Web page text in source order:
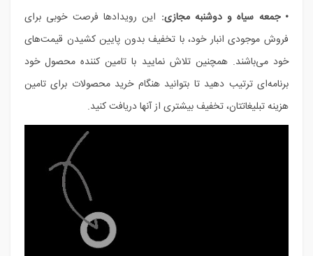
• جمعه سیاه و دوشنبه مجازی: این رویدادها فرصت خوبی برای
فروش موجودی انبار خود، با تخفیف بدون پایین کشیدن قیمت‌های
خود می‌باشند. همچنین تلاش نمایید با تامین کننده محصول خود
برنامه‌ای ترتیب دهید تا بتوانید هنگام خرید محصولات برای تامین
هزینه تبلیغاتتان، تخفیف بیشتری از آنها دریافت کنید.